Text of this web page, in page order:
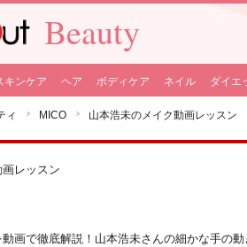
Beauty
キンケア ヘア ボディケア ネイル ダイエ
ィ MICO 山本浩未のメイク動画レッスン
レッスン
画で徹底解説！山本浩未さんの細かな手の動